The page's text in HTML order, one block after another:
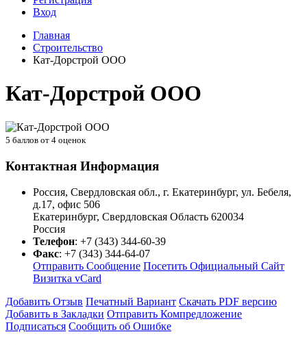
Вход
Главная
Строительство
Кат-Дорстрой ООО
Кат-Дорстрой ООО
5 баллов от 4 оценок
Контактная Информация
Россия, Свердловская обл., г. Екатеринбург, ул. Бебеля,
д.17, офис 506
Екатеринбург, Свердловская Область 620034
Россия
Телефон: +7 (343) 344-60-39
Факс: +7 (343) 344-64-07
Отправить Сообщение Посетить Официальный Сайт
Визитка vCard
Добавить Отзыв Печатный Вариант Скачать PDF версию
Добавить в Закладки Отправить Компредложение
Подписаться Сообщить об Ошибке